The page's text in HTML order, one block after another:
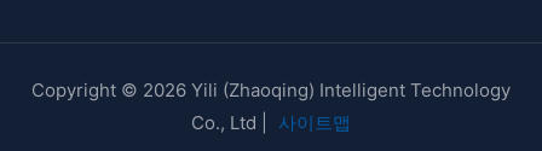
Copyright © 2026 Yili (Zhaoqing) Intelligent Technology
Co., Ltd |
사이트맵